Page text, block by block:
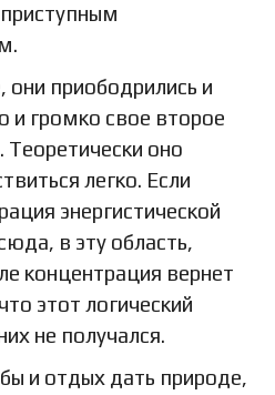
они приободрились и
и громко свое второе
Теоретически оно
легко. Если
энергистической
в эту область,
концентрация вернет
этот логический
не получался.
и отдых дать природе,